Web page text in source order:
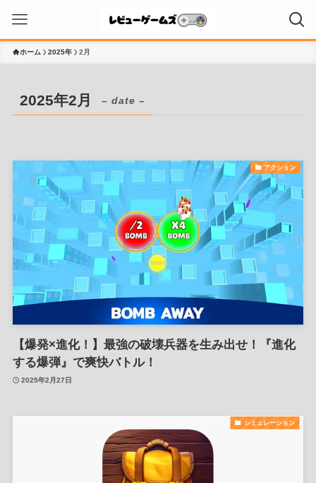
ホーム 2025年 2月
2025年2月 – date –
アクション
【爆発×進化！】最強の破壊兵器を生み出せ！『進化
する爆弾』で爽快バトル！
2025年2月27日
シミュレーション